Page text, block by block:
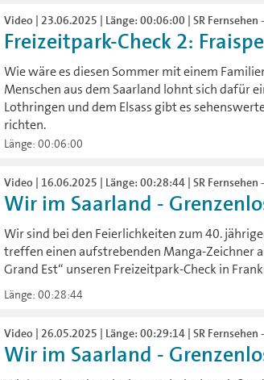
Video | 23.06.2025 | Länge: 00:06:00 | SR Fernsehen -
Freizeitpark-Check 2:
Wie wäre es diesen Sommer mit einem
Menschen aus dem Saarland lohnt sich dafür
Lothringen und dem Elsass gibt es
richten.
Länge: 00:06:00
Video | 16.06.2025 | Länge: 00:28:44 | SR Fernsehen -
Wir im Saarland -
Wir sind bei den Feierlichkeiten zum 40.
treffen einen aufstrebenden Manga-Zeichner
Grand Est“ unseren Freizeitpark-Check in
Länge: 00:28:44
Video | 26.05.2025 | Länge: 00:29:14 | SR Fernsehen -
Wir im Saarland -